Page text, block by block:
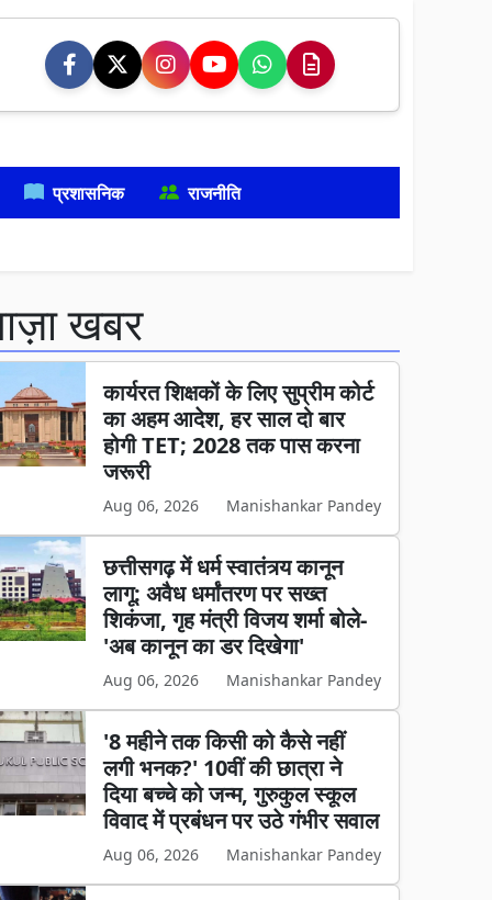
प्रशासनिक राजनीति
खबर
कार्यरत शिक्षकों के लिए सुप्रीम कोर्ट
का अहम आदेश, हर साल दो बार
होगी TET; 2028 तक पास करना
जरूरी
Aug 06, 2026 Manishankar Pandey
छत्तीसगढ़ में धर्म स्वातंत्र्य कानून
लागू: अवैध धर्मांतरण पर सख्त
शिकंजा, गृह मंत्री विजय शर्मा बोले-
'अब कानून का डर दिखेगा'
Aug 06, 2026 Manishankar Pandey
'8 महीने तक किसी को कैसे नहीं
लगी भनक?' 10वीं की छात्रा ने
दिया बच्चे को जन्म, गुरुकुल स्कूल
विवाद में प्रबंधन पर उठे गंभीर सवाल
Aug 06, 2026 Manishankar Pandey